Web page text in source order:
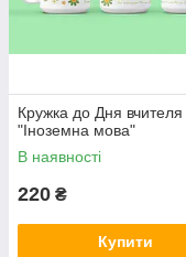
Кружка до Дня вчителя
"Іноземна мова"
В наявності
220 ₴
Купити